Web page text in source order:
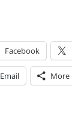
Facebook
Email More